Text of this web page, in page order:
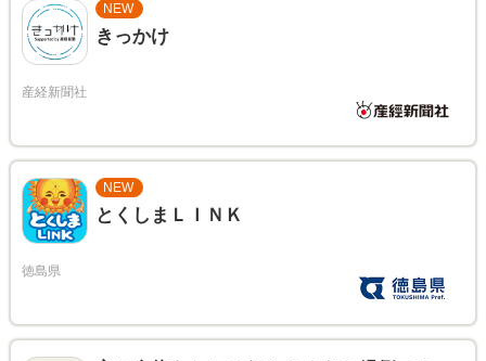
NEW
きっかけ
NEW
とくしまＬＩＮＫ